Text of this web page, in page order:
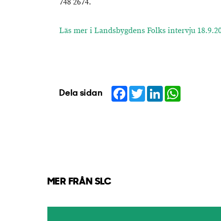
748 2674.
Läs mer i Landsbygdens Folks intervju
Dela sidan Facebook
TwitterLinkedIn
MER FRÅN SLC